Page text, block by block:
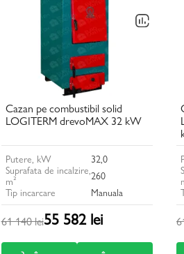
Cazan pe combustibil solid
LOGITERM drevoMAX 32 kW
Putere, kW
32,0
Suprafata de incalzire,
m²
260
Tip incarcare
Manuala
61 140 lei55 582 lei